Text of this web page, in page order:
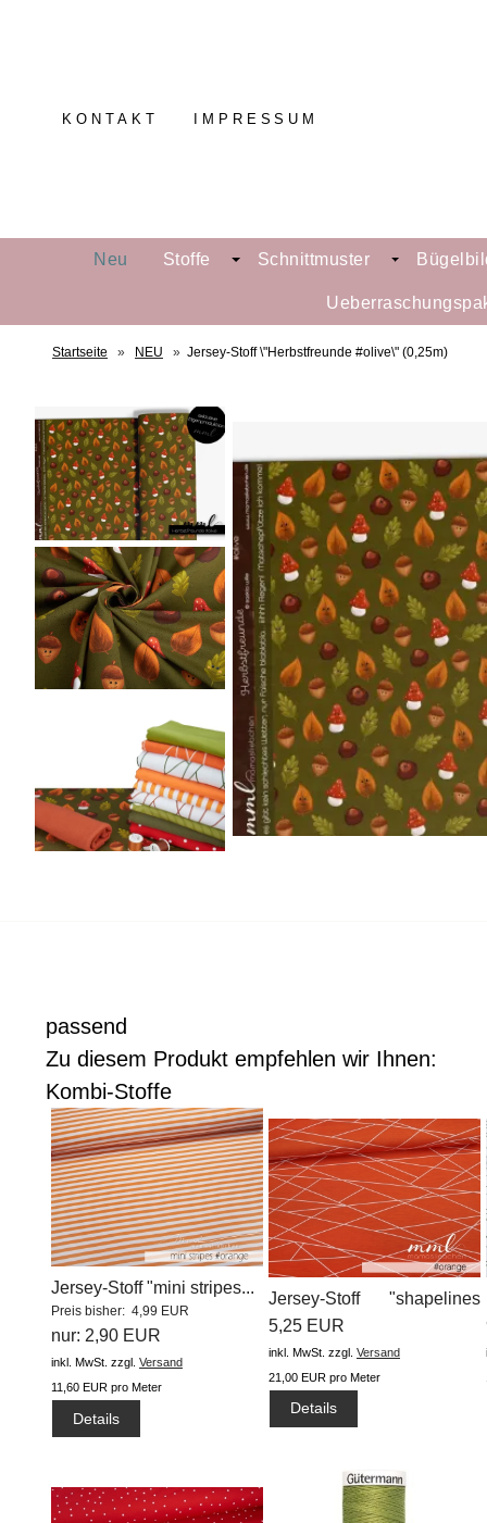
KONTAKT IMPRESSUM
Neu Stoffe Schnittmuster
Startseite » NEU » Jersey-Stoff \"Herbstfreunde #olive\" (0,25m)
passend
Zu diesem Produkt empfehlen wir Ihnen:
Kombi-Stoffe
Jersey-Stoff "mini stripes...
Preis bisher: 4,99 EUR
nur: 2,90 EUR
inkl. MwSt. zzgl. Versand
11,60 EUR pro Meter
Details
Jersey-Stoff "shapelines
Basic...
5,25 EUR
inkl. MwSt. zzgl. Versand
21,00 EUR pro Meter
Details